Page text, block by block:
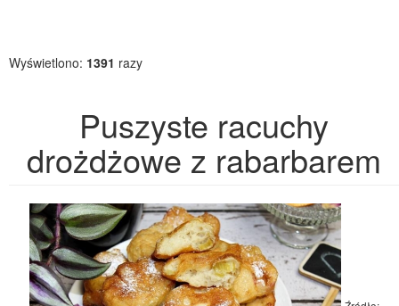
Wyświetlono: 1391 razy
Puszyste racuchy
drożdżowe z rabarbarem